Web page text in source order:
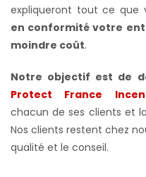
expliqueront tout ce que
en conformité votre
moindre coût.
Notre objectif est de
Protect France
chacun de ses clients et
Nos clients restent chez
qualité et le conseil.